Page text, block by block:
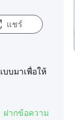
แชร์
บมาเพื่อให้
ฝากข้อความ